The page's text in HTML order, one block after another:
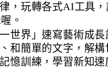
，玩轉各式AI工具
。
一世界」速寫藝術成
和簡單的文字，解
憶訓練，學習新知